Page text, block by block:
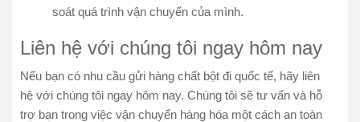
soát quá trình vận chuyển của mình.
Liên hệ với chúng tôi ngay hôm nay
Nếu bạn có nhu cầu gửi hàng chất bột đi quốc tế, hãy liên
hệ với chúng tôi ngay hôm nay. Chúng tôi sẽ tư vấn và hỗ
trợ bạn trong việc vận chuyển hàng hóa một cách an toàn